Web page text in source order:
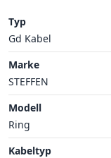
Typ
Gd Kabel
Marke
STEFFEN
Modell
Ring
Kabeltyp